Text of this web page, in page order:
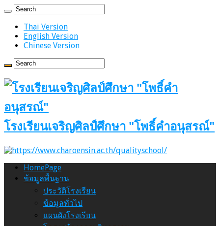
Thai Version
English Version
Chinese Version
โรงเรียนเจริญศิลป์ศึกษา "โพธิ์คำอนุสรณ์"
HomePage
ข้อมูลพื้นฐาน
ประวัติโรงเรียน
ข้อมูลทั่วไป
แผนผังโรงเรียน